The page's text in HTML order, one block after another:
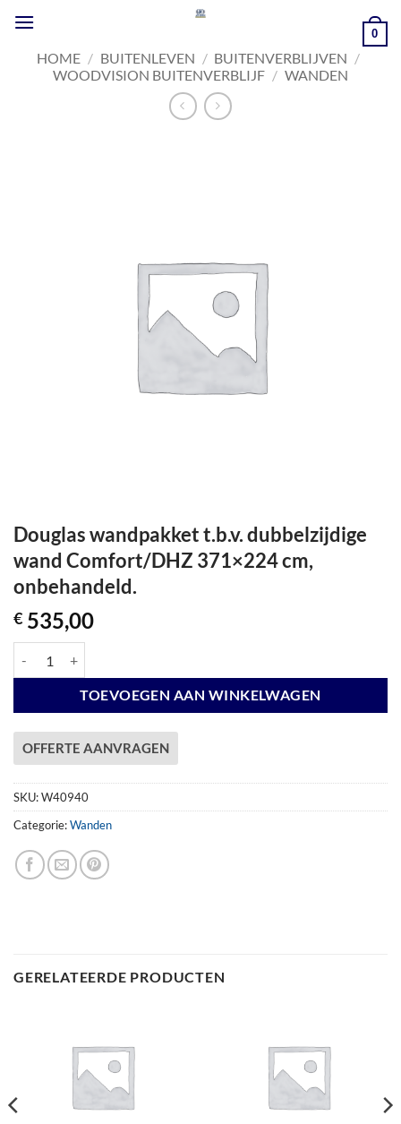
naar
inhoud
0
HOME / BUITENLEVEN / BUITENVERBLIJVEN /
WOODVISION BUITENVERBLIJF / WANDEN
Douglas wandpakket t.b.v. dubbelzijdige
wand Comfort/DHZ 371×224 cm,
onbehandeld.
€ 535,00
TOEVOEGEN AAN WINKELWAGEN
OFFERTE AANVRAGEN
SKU:W40940
Categorie:Wanden
GERELATEERDE PRODUCTEN